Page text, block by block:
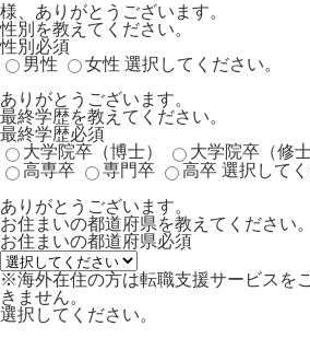
様、ありがとうございます。
性別を教えてください。
性別 必須
男性
女性 選択してください。
ありがとうございます。
最終学歴を教えてください。
最終学歴必須
大学院卒（博士）
大学院卒（修士
高専卒
専門卒 高卒 選択してく
ありがとうございます。
お住まいの都道府県を教えてください。
お住まいの都道府県必須
※海外在住の方は転職支援サービスを
きません。
選択してください。